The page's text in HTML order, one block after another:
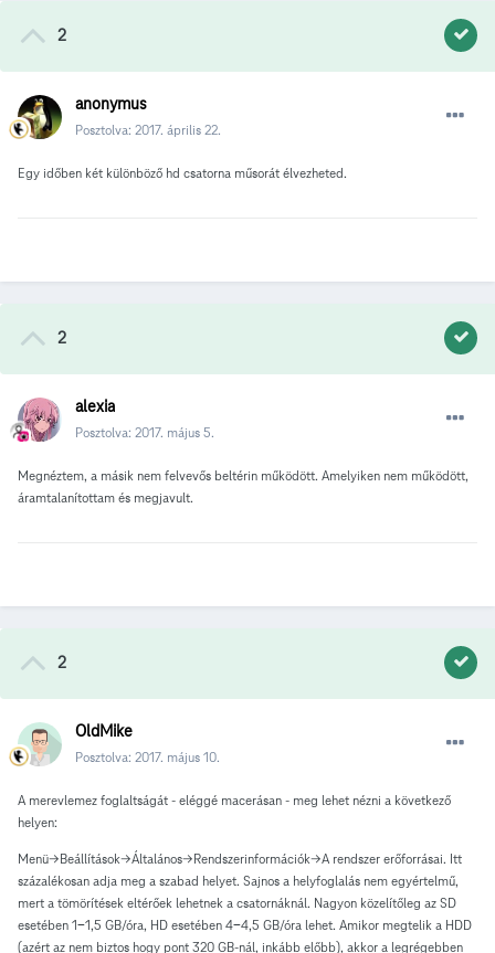
2
anonymus
Posztolva: 2017. április 22.
Egy időben két különböző hd csatorna műsorát élvezheted.
2
alexia
Posztolva: 2017. május 5.
Megnéztem, a másik nem felvevős beltérin működött. Amelyiken nem működött,
áramtalanítottam és megjavult.
2
OldMike
Posztolva: 2017. május 10.
A merevlemez foglaltságát - eléggé macerásan - meg lehet nézni a következő
helyen:
Menü->Beállítások->Általános->Rendszerinformációk->A rendszer erőforrásai. Itt
százalékosan adja meg a szabad helyet. Sajnos a helyfoglalás nem egyértelmű,
mert a tömörítések eltérőek lehetnek a csatornáknál. Nagyon közelítőleg az SD
esetében 1-1,5 GB/óra, HD esetében 4-4,5 GB/óra lehet. Amikor megtelik a HDD
(azért az nem biztos hogy pont 320 GB-nál, inkább előbb), akkor a legrégebben